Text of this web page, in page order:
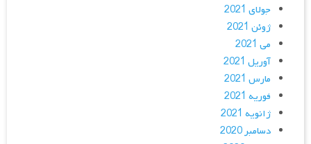
جولای 2021
ژوئن 2021
می 2021
آوریل 2021
مارس 2021
فوریه 2021
ژانویه 2021
دسامبر 2020